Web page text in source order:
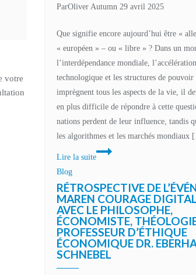
votre
du
ParOliver Autumn 29 avril 2025
Que signifie encore aujourd’hui être «
« européen » – ou « libre » ? Dans un
l’interdépendance mondiale, l’accélération
technologique et les structures de pouvoir
imprègnent tous les aspects de la vie, il
en plus difficile de répondre à cette
nations perdent de leur influence, tandis
les algorithmes et les marchés mondiaux
Lire la suite
Repenser
pourquoi
notre
initiative
de
méta-
Blog
RÉTROSPECTIVE DE
MAREN COURAGE
AVEC LE PHILOSOPHE,
ÉCONOMISTE,
PROFESSEUR D’ÉTHIQUE
ÉCONOMIQUE DR.
SCHNEBEL